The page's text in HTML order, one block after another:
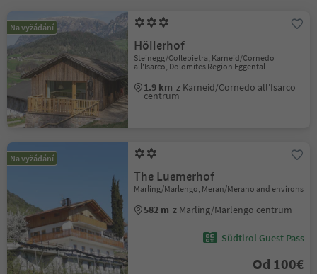
Na vyžádání
Höllerhof
Steinegg/Collepietra, Karneid/Cornedo
all'Isarco, Dolomites Region Eggental
1.9 km z Karneid/Cornedo all'Isarco
centrum
Na vyžádání
The Luemerhof
Marling/Marlengo, Meran/Merano and environs
582 m z Marling/Marlengo centrum
Südtirol Guest Pass
Od 100€